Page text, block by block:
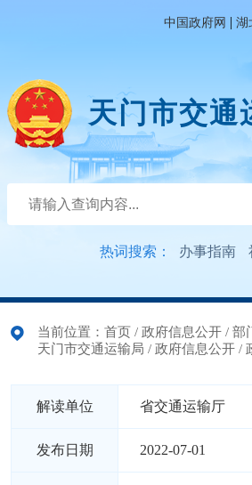
中国政府网 | 湖
天门市交通
热词搜索： 办事指南
当前位置： 首页 / 政府信息公开 / 部
天门市交通运输局 / 政府信息公开 /
解读单位 省交通运输厅
发布日期 2022-07-01